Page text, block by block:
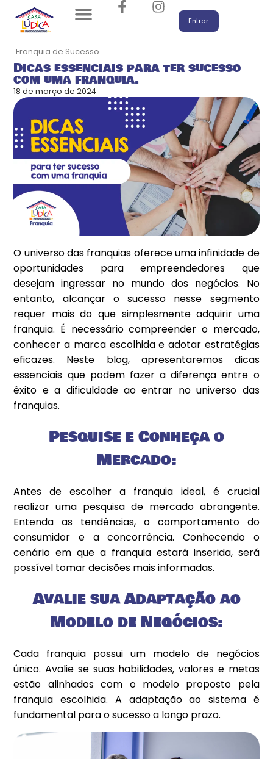
Entrar
Franquia de Sucesso
Dicas essenciais para ter sucesso
com uma franquia.
18 de março de 2024
O universo das franquias oferece uma infinidade de
oportunidades para empreendedores que
desejam ingressar no mundo dos negócios. No
entanto, alcançar o sucesso nesse segmento
requer mais do que simplesmente adquirir uma
franquia. É necessário compreender o mercado,
conhecer a marca escolhida e adotar estratégias
eficazes. Neste blog, apresentaremos dicas
essenciais que podem fazer a diferença entre o
êxito e a dificuldade ao entrar no universo das
franquias.
Pesquise e Conheça o
Mercado:
Antes de escolher a franquia ideal, é crucial
realizar uma pesquisa de mercado abrangente.
Entenda as tendências, o comportamento do
consumidor e a concorrência. Conhecendo o
cenário em que a franquia estará inserida, será
possível tomar decisões mais informadas.
Avalie sua Adaptação ao
Modelo de Negócios:
Cada franquia possui um modelo de negócios
único. Avalie se suas habilidades, valores e metas
estão alinhados com o modelo proposto pela
franquia escolhida. A adaptação ao sistema é
fundamental para o sucesso a longo prazo.